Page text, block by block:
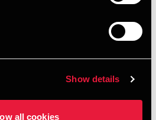
Show details
all cookies
PDF